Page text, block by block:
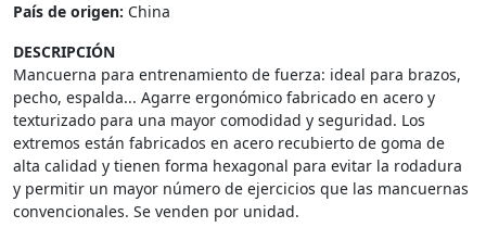
País de origen: China
DESCRIPCIÓN
Mancuerna para entrenamiento de fuerza: ideal para brazos,
pecho, espalda... Agarre ergonómico fabricado en acero y
texturizado para una mayor comodidad y seguridad. Los
extremos están fabricados en acero recubierto de goma de
alta calidad y tienen forma hexagonal para evitar la rodadura
y permitir un mayor número de ejercicios que las mancuernas
convencionales. Se venden por unidad.